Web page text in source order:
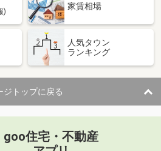
３
群馬県伊勢崎市西久保町３
23.61m²
1K
)
家賃相場
人気タウン
ランキング
ジトップに戻る
goo住宅・不動産